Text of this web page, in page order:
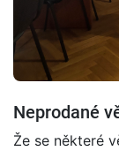
Neprodané
Že se některé